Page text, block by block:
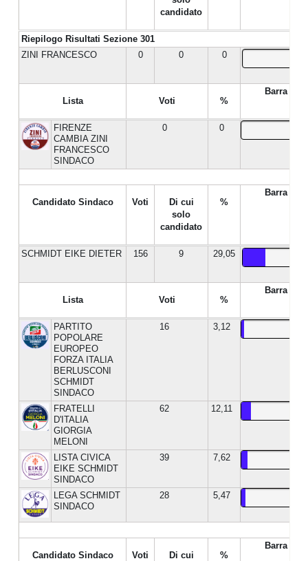
Riepilogo Risultati Sezione 301
candidato
ZINI FRANCESCO 0 0 0
Lista Voti %
Barra %
FIRENZE
CAMBIA ZINI
FRANCESCO
SINDACO
0 0
Candidato Sindaco Voti
Di cui
solo
candidato
%
Barra %
SCHMIDT EIKE DIETER 156 9 29,05
Lista Voti %
Barra %
PARTITO
POPOLARE
EUROPEO
FORZA ITALIA
BERLUSCONI
SCHMIDT
SINDACO
16 3,12
FRATELLI
D'ITALIA
GIORGIA
MELONI
62 12,11
LISTA CIVICA
EIKE SCHMIDT
SINDACO
39 7,62
LEGA SCHMIDT
SINDACO
28 5,47
Candidato Sindaco Voti
Di cui
%
Barra %